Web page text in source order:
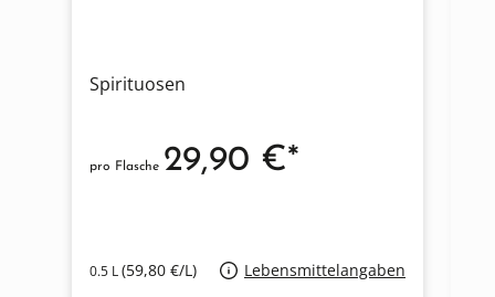
Spirituosen
0.5 L(59,80 €/L) Lebensmittelangaben
pro Flasche 29,90 €*